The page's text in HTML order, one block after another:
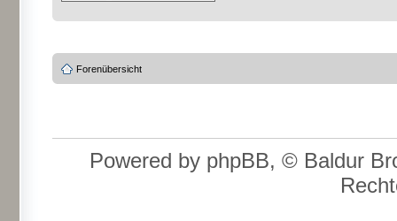
Forenübersicht
Powered by phpBB, © Baldur